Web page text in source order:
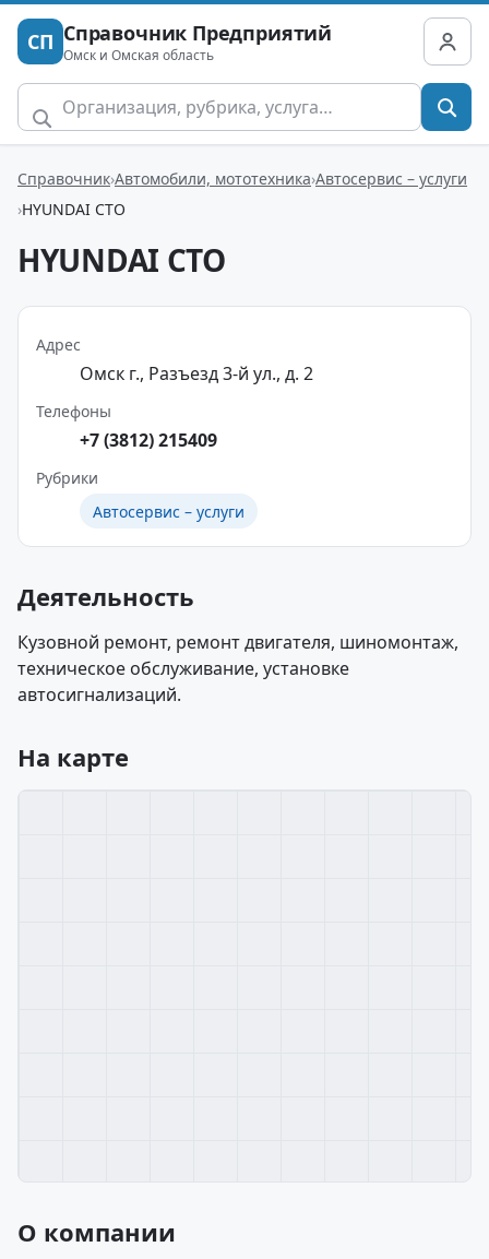
СП Справочник Предприятий
Омск и Омская область
Справочник Автомобили, мототехника Автосервис – услуги
HYUNDAI СТО
HYUNDAI СТО
Адрес
Омск г., Разъезд 3-й ул., д. 2
Телефоны
+7 (3812) 215409
Рубрики
Автосервис – услуги
Деятельность
Кузовной ремонт, ремонт двигателя, шиномонтаж,
техническое обслуживание, установке
автосигнализаций.
На карте
О компании